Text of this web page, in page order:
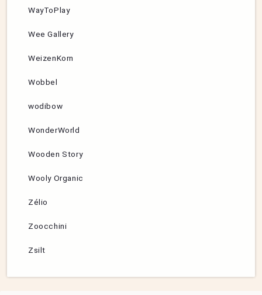
WayToPlay
Wee Gallery
WeizenKorn
Wobbel
wodibow
WonderWorld
Wooden Story
Wooly Organic
Zélio
Zoocchini
Zsilt